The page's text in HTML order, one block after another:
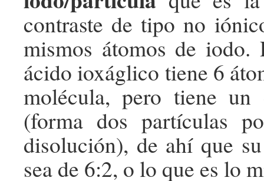
contraste de tipo no
mismos átomos de iodo.
ácido ioxáglico tiene 6
molécula, pero tiene un
(forma dos partículas
disolución), de ahí que
sea de 6:2, o lo que es lo